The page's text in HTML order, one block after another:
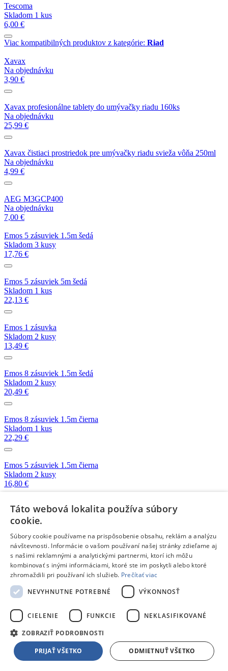
Tescoma
Skladom 1 kus
6,00 €
Viac kompatibilných produktov z kategórie: Riad
Xavax
Na objednávku
3,90 €
Xavax profesionálne tablety do umývačky riadu 160ks
Na objednávku
25,99 €
Xavax čistiaci prostriedok pre umývačky riadu svieža vôňa 250ml
Na objednávku
4,99 €
AEG M3GCP400
Na objednávku
7,00 €
Emos 5 zásuviek 1.5m šedá
Skladom 3 kusy
17,76 €
Emos 5 zásuviek 5m šedá
Skladom 1 kus
22,13 €
Emos 1 zásuvka
Skladom 2 kusy
13,49 €
Emos 8 zásuviek 1.5m šedá
Skladom 2 kusy
20,49 €
Emos 8 zásuviek 1.5m čierna
Skladom 1 kus
22,29 €
Emos 5 zásuviek 1.5m čierna
Skladom 2 kusy
16,80 €
Emos 5 zásuviek 3m čierna
Skladom 2 kusy
Emos 5 zásuviek 3m šedá
Skladom 2 kusy
19,46 €
Na objednávku
33,90 €
Viac kompatibilných produktov z kategórie:Prepäťové ochrany
Makro
Táto webová lokalita používa súbory
cookie.
Súbory cookie používame na prispôsobenie obsahu, reklám a analýzu
návštevnosti. Informácie o vašom používaní našej stránky zdieľame aj
s našimi reklamnými a analytickými partnermi, ktorí ich môžu
kombinovať s inými informáciami, ktoré ste im poskytli alebo ktoré
zhromaždili pri používaní ich služieb. Prečítať viac
NEVYHNUTNE POTREBNÉ
VÝKONNOSŤ
CIELENIE FUNKCIE NEKLASIFIKOVANÉ
ZOBRAZIŤ PODROBNOSTI
PRIJAŤ VŠETKO ODMIETNUŤ VŠETKO